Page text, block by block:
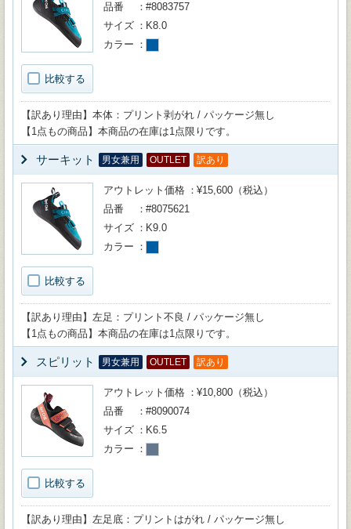
比較する
品番
#8083757
サイズ
K8.0
カラー
【訳あり理由】本体：プリント剥がれ / パッケージ無し
【1点もの商品】本商品の在庫は1点限りです。
サーキット 男女兼用 OUTLET 訳あり
比較する
アウトレット価格
¥15,600（税込）
品番
#8075621
サイズ
K9.0
カラー
【訳あり理由】左足：プリント不良 / パッケージ無し
【1点もの商品】本商品の在庫は1点限りです。
スピリット 男女兼用 OUTLET 訳あり
比較する
アウトレット価格
¥10,800（税込）
品番
#8090074
サイズ
K6.5
カラー
【訳あり理由】左足底：プリントはがれ / パッケージ無し